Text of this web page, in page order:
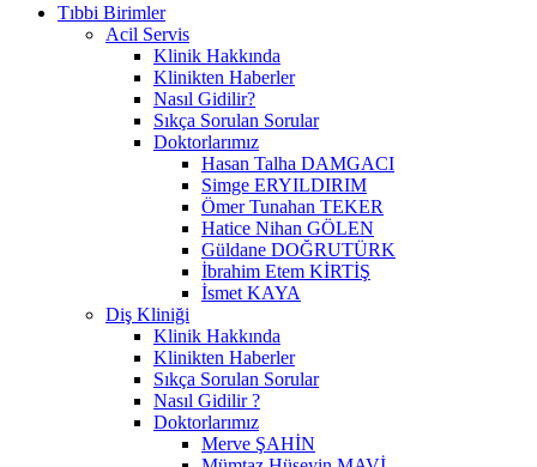
Tıbbi Birimler
Acil Servis
Klinik Hakkında
Klinikten Haberler
Nasıl Gidilir?
Sıkça Sorulan Sorular
Doktorlarımız
Hasan Talha DAMGACI
Simge ERYILDIRIM
Ömer Tunahan TEKER
Hatice Nihan GÖLEN
Güldane DOĞRUTÜRK
İbrahim Etem KİRTİŞ
İsmet KAYA
Diş Kliniği
Klinik Hakkında
Klinikten Haberler
Sıkça Sorulan Sorular
Nasıl Gidilir ?
Doktorlarımız
Merve ŞAHİN